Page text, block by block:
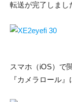
転送が完了しまし
スマホ（iOS）で
『カメラロール』